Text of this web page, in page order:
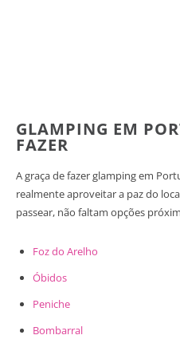
GLAMPING EM
FAZER
A graça de fazer glamping em
realmente aproveitar a paz do
passear, não faltam opções
Foz do Arelho
Óbidos
Peniche
Bombarral